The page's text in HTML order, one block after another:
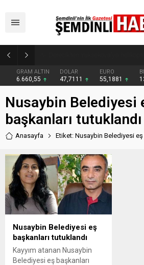
GRAM ALTIN
6.660,55
DOLAR
47,7111
EURO
55,1881
Nusaybin Belediyesi
başkanları tutuklandı
Anasayfa Etiket: Nusaybin Belediyesi eş
Nusaybin Belediyesi eş
başkanları tutuklandı
Kayyım atanan Nusaybin
Belediyesi eş başkanları